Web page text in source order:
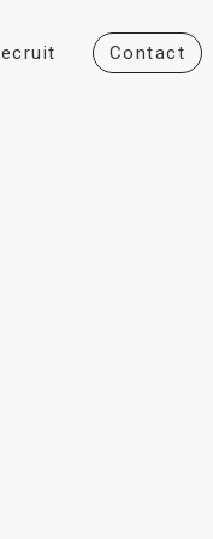
ecruit Contact